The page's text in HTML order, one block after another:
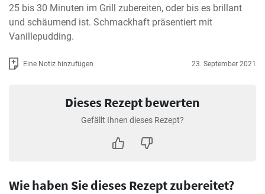
25 bis 30 Minuten im Grill zubereiten, oder bis es brillant
und schäumend ist. Schmackhaft präsentiert mit
Vanillepudding.
Eine Notiz hinzufügen 23. September 2021
Dieses Rezept bewerten
Gefällt Ihnen dieses Rezept?
Wie haben Sie dieses Rezept zubereitet?